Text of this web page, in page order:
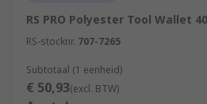
RS PRO Polyester Tool Wallet
RS-stocknr. 707-7265
Subtotaal (1 eenheid)
€ 50,93(excl. BTW)